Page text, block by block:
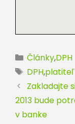
Kategórie
Články,DPH
Značky
DPH,platiteľ
Zakladajte
2013 bude
v banke